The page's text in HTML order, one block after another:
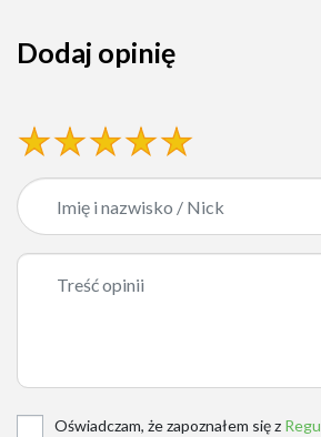
Dodaj opinię
Oświadczam, że zapoznałem się z